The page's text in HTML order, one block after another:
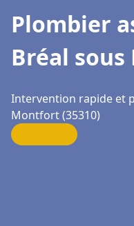
Plombier
Bréal
Intervention rapide et
Montfort (35310)